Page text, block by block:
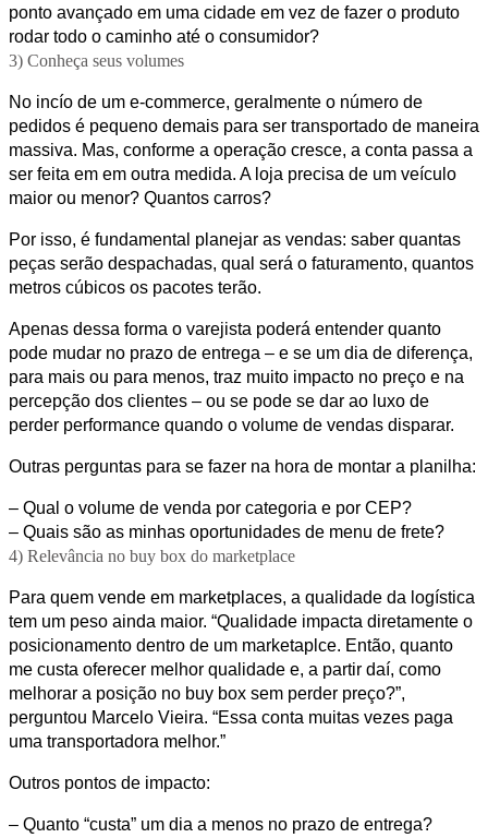
ponto avançado em uma cidade em vez de fazer o produto
rodar todo o caminho até o consumidor?
3) Conheça seus volumes
No incío de um e-commerce, geralmente o número de
pedidos é pequeno demais para ser transportado de maneira
massiva. Mas, conforme a operação cresce, a conta passa a
ser feita em em outra medida. A loja precisa de um veículo
maior ou menor? Quantos carros?
Por isso, é fundamental planejar as vendas: saber quantas
peças serão despachadas, qual será o faturamento, quantos
metros cúbicos os pacotes terão.
Apenas dessa forma o varejista poderá entender quanto
pode mudar no prazo de entrega – e se um dia de diferença,
para mais ou para menos, traz muito impacto no preço e na
percepção dos clientes – ou se pode se dar ao luxo de
perder performance quando o volume de vendas disparar.
Outras perguntas para se fazer na hora de montar a planilha:
– Qual o volume de venda por categoria e por CEP?
– Quais são as minhas oportunidades de menu de frete?
4) Relevância no buy box do marketplace
Para quem vende em marketplaces, a qualidade da logística
tem um peso ainda maior. “Qualidade impacta diretamente o
posicionamento dentro de um marketaplce. Então, quanto
me custa oferecer melhor qualidade e, a partir daí, como
melhorar a posição no buy box sem perder preço?”,
perguntou Marcelo Vieira. “Essa conta muitas vezes paga
uma transportadora melhor.”
Outros pontos de impacto:
– Quanto “custa” um dia a menos no prazo de entrega?